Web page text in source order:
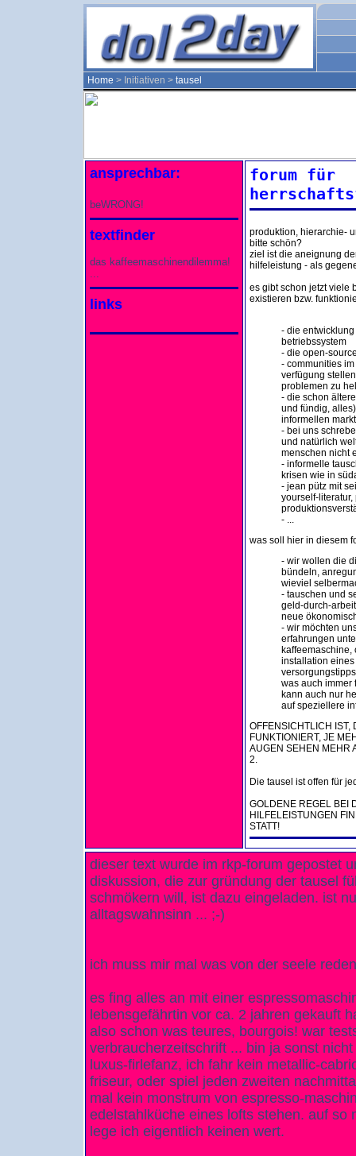
Home > Initiativen > tausel
ansprechbar:
beWRONG!
textfinder
das kaffeemaschinendilemma!
...
links
forum für
produktion, hierarchie-
bitte schön?
ziel ist die aneignung
hilfeleistung - als
es gibt schon jetzt viele
existieren bzw.
- die
betriebssystem
- die open-
- communities
verfügung
problemen zu
- die schon
und fündig,
informellen
- bei uns
und natürlich
menschen nicht
- informelle
krisen wie in
- jean pütz mit
yourself-
- ...
was soll hier in diesem
- wir wollen die
bündeln,
wieviel
- tauschen und
geld-durch-
neue
- wir möchten
erfahrungen
kaffeemaschine,
installation
was auch immer
kann auch nur
auf speziellere
OFFENSICHTLICH IST,
FUNKTIONIERT, JE
AUGEN SEHEN MEHR
2.
Die tausel ist offen für
GOLDENE REGEL BEI
HILFELEISTUNGEN
STATT!
dieser text wurde im rkp-forum gepostet
diskussion, die zur gründung der tausel
schmökern will, ist dazu eingeladen. ist
alltagswahnsinn ... ;-)
ich muss mir mal was von der seele
es fing alles an mit einer
lebensgefährtin vor ca. 2 jahren gekauft
also schon was teures, bourgois! war
verbraucherzeitschrift ... bin ja sonst
luxus-firlefanz, ich fahr kein metallic-
friseur, oder spiel jeden zweiten
mal kein monstrum von espresso-
edelstahlküche eines lofts stehen. auf so
lege ich eigentlich keinen wert.